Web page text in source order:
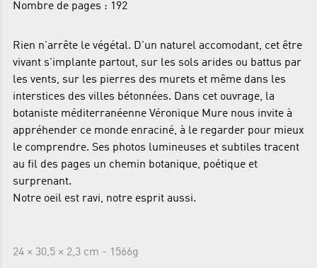
Nombre de pages : 192
Rien n'arrête le végétal. D'un naturel accomodant, cet être
vivant s'implante partout, sur les sols arides ou battus par
les vents, sur les pierres des murets et même dans les
interstices des villes bétonnées. Dans cet ouvrage, la
botaniste méditerranéenne Véronique Mure nous invite à
appréhender ce monde enraciné, à le regarder pour mieux
le comprendre. Ses photos lumineuses et subtiles tracent
au fil des pages un chemin botanique, poétique et
surprenant.
Notre oeil est ravi, notre esprit aussi.
24 × 30,5 × 2,3 cm - 1566g